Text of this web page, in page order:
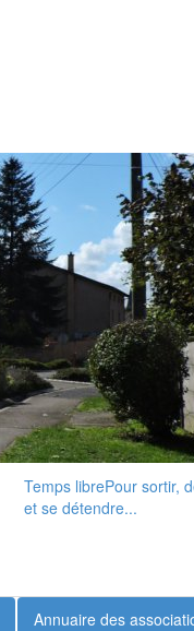
Temps librePour sortir,
et se détendre...
Annuaire des